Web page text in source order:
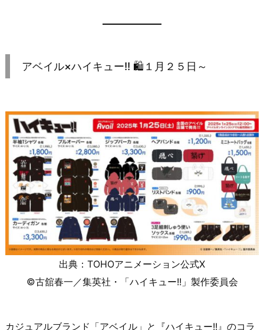
アベイル×ハイキュー!! 🛍️１月２５日～
出典：TOHOアニメーション公式X
©古舘春一／集英社・「ハイキュー!!」製作委員会
カジュアルブランド「アベイル」と『ハイキュー!!』のコラ